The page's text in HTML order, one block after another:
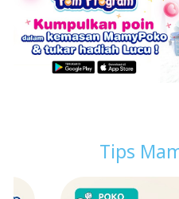
Tips